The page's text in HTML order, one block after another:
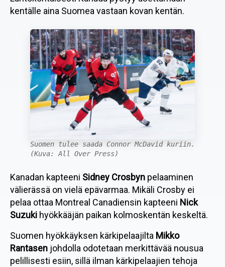
kentälle aina Suomea vastaan kovan kentän.
Suomen tulee saada Connor McDavid kuriin.
(Kuva: All Over Press)
Kanadan kapteeni Sidney Crosbyn pelaaminen
välierässä on vielä epävarmaa. Mikäli Crosby ei
pelaa ottaa Montreal Canadiensin kapteeni Nick
Suzuki hyökkääjän paikan kolmoskentän keskeltä.
Suomen hyökkäyksen kärkipelaajilta Mikko
Rantasen johdolla odotetaan merkittävää nousua
pelillisesti esiin, sillä ilman kärkipelaajien tehoja